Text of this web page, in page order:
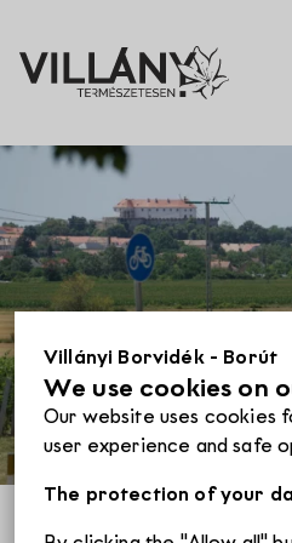
Villányi Borvidék - Borút
We use cookies on
Our website uses cookies
user experience and safe
The protection of your
Description Map, reach